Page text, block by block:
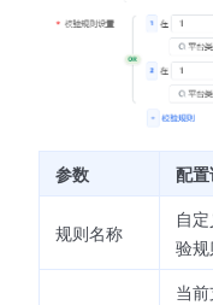
参数 配
规则名称
自
验规
当